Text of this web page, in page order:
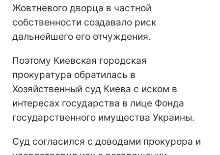
Жовтневого дворца в частной
собственности создавало риск
дальнейшего его отчуждения.
Поэтому Киевская городская
прокуратура обратилась в
Хозяйственный суд Киева с иском в
интересах государства в лице Фонда
государственного имущества Украины.
Суд согласился с доводами прокурора и